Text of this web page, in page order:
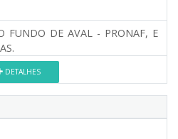
FUNDO DE AVAL - PRONAF, E
DETALHES